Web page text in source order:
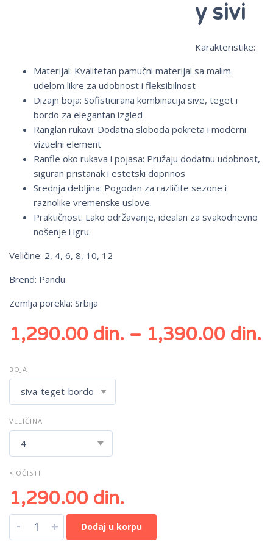
y sivi
Karakteristike:
Materijal: Kvalitetan pamučni materijal sa malim
udelom likre za udobnost i fleksibilnost
Dizajn boja: Sofisticirana kombinacija sive, teget i
bordo za elegantan izgled
Ranglan rukavi: Dodatna sloboda pokreta i moderni
vizuelni element
Ranfle oko rukava i pojasa: Pružaju dodatnu udobnost,
siguran pristanak i estetski doprinos
Srednja debljina: Pogodan za različite sezone i
raznolike vremenske uslove.
Praktičnost: Lako održavanje, idealan za svakodnevno
nošenje i igru.
Veličine: 2, 4, 6, 8, 10, 12
Brend: Pandu
Zemlja porekla: Srbija
1,290.00 din. – 1,390.00 din.
BOJA
VELIČINA
× OČISTI
1,290.00 din.
- + Dodaj u korpu